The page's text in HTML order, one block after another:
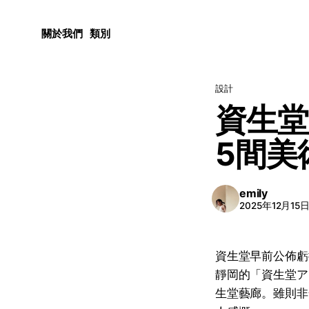
關於我們 類別
設計
資生
5間美
emily
2025年12月15
資生堂早前公佈
靜岡的「資生堂
生堂藝廊。雖則